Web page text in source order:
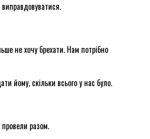
не хочу брехати. Нам потрібно
йому, скільки всього у нас було.
провели разом.